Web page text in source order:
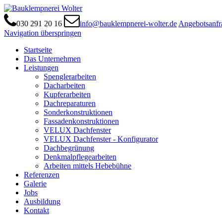
030 291 20 16 info@bauklempnerei-wolter.de
Navigation überspringen
Startseite
Das Unternehmen
Leistungen
Spenglerarbeiten
Dacharbeiten
Kupferarbeiten
Dachreparaturen
Sonderkonstruktionen
Fassadenkonstruktionen
VELUX Dachfenster
VELUX Dachfenster - Konfigurator
Dachbegrünung
Denkmalpflegearbeiten
Arbeiten mittels Hebebühne
Referenzen
Galerie
Jobs
Ausbildung
Kontakt